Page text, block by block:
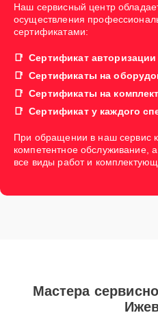
Наш сервисный центр
осуществления
сертификатами:
Сертификат авторизации
Сертификаты на
Сертификаты на
Сертификат у каждого
При обращении в наш сервис
компетентное обслуживание,
все виды работ и
Мастера